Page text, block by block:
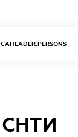
CAHEADER.PERSONS
СНТИ